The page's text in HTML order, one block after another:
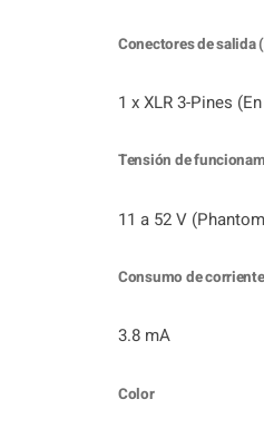
Conectores de salida
1 x XLR 3-Pines
Tensión de
11 a 52 V
Consumo de
3.8 mA
Color